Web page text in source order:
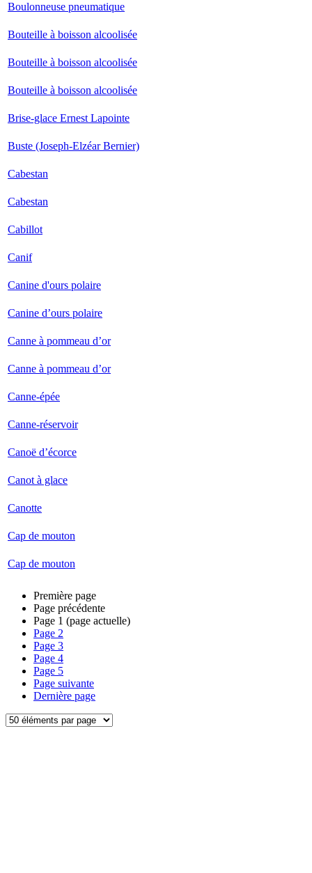
Boulonneuse pneumatique
Bouteille à boisson alcoolisée
Bouteille à boisson alcoolisée
Bouteille à boisson alcoolisée
Brise-glace Ernest Lapointe
Buste (Joseph-Elzéar Bernier)
Cabestan
Cabestan
Cabillot
Canif
Canine d'ours polaire
Canine d’ours polaire
Canne à pommeau d’or
Canne à pommeau d’or
Canne-épée
Canne-réservoir
Canoë d’écorce
Canot à glace
Canotte
Cap de mouton
Cap de mouton
Première page
Page précédente
Page 1 (page actuelle)
Page 2
Page 3
Page 4
Page 5
Page suivante
Dernière page